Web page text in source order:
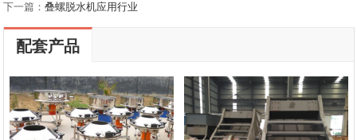
下一篇：叠螺脱水机应用行业
配套产品